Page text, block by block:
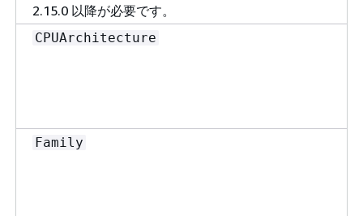
2.15.0 以降が必要です。
CPUArchitecture
Family